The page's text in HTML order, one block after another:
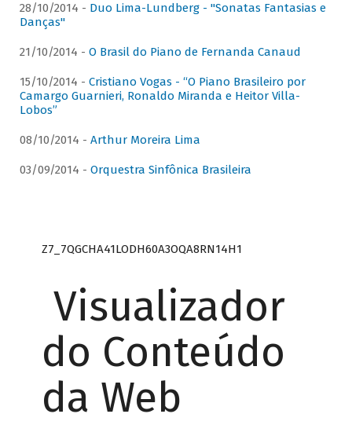
28/10/2014 - Duo Lima-Lundberg - "Sonatas Fantasias e
Danças"
21/10/2014 - O Brasil do Piano de Fernanda Canaud
15/10/2014 - Cristiano Vogas - “O Piano Brasileiro por
Camargo Guarnieri, Ronaldo Miranda e Heitor Villa-
Lobos”
08/10/2014 - Arthur Moreira Lima
03/09/2014 - Orquestra Sinfônica Brasileira
Z7_7QGCHA41LODH60A3OQA8RN14H1
Visualizador
do Conteúdo
da Web